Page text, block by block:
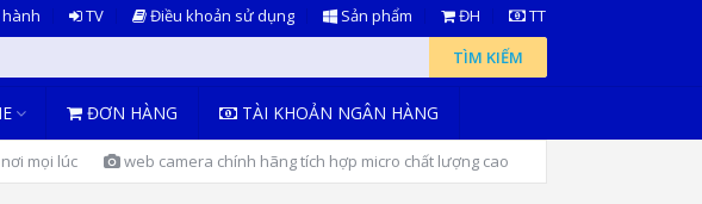
hành TV Điều khoản sử dụng Sản phẩm ĐH
TT
TÌM KIẾM
ĐƠN HÀNG TÀI KHOẢN NGÂN HÀNG
mọi lúc web camera chính hãng tích hợp micro chất lượng cao